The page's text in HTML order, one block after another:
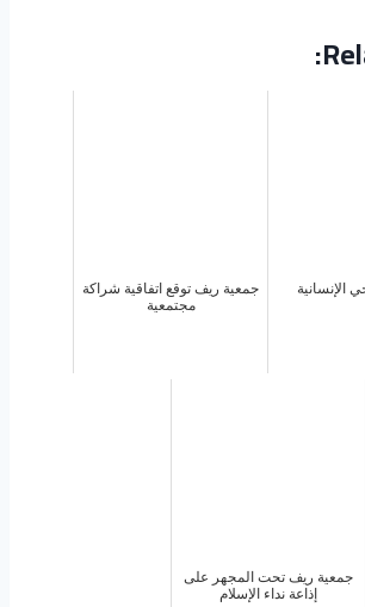
الإنسانية
جمعية ريف توقع اتفاقية شراكة
مجتمعية
جمعية ريف تحت المجهر على
إذاعة نداء الإسلام